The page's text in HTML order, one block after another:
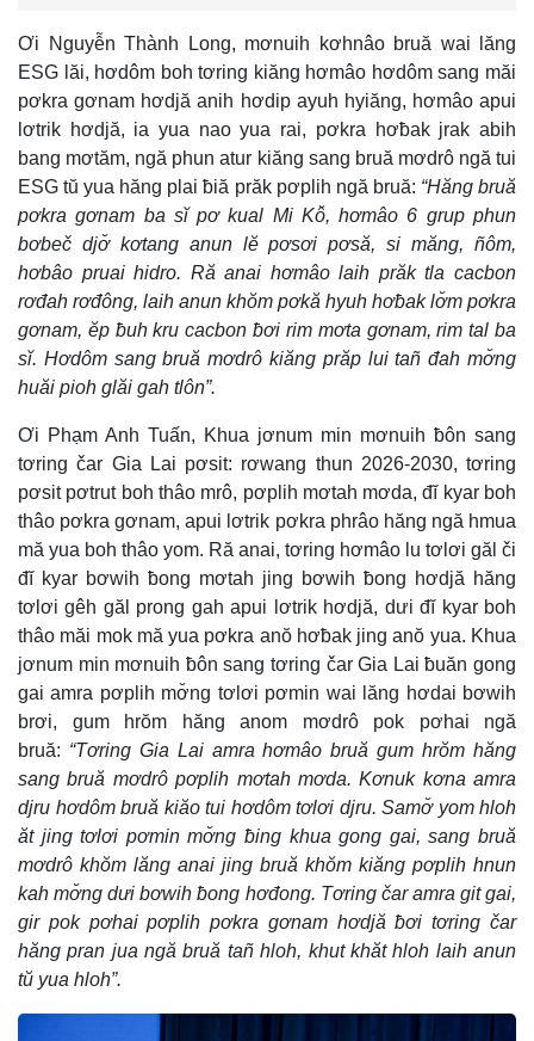
Ơi Nguyễn Thành Long, mơnuih kơhnâo bruă wai lăng
ESG lăi, hơdôm boh tơring kiăng hơmâo hơdôm sang măi
pơkra gơnam hơdjă anih hơdip ayuh hyiăng, hơmâo apui
lơtrik hơdjă, ia yua nao yua rai, pơkra hơƀak jrak abih
bang mơtăm, ngă phun atur kiăng sang bruă mơdrô ngă tui
ESG tŭ yua hăng plai ƀiă prăk pơplih ngă bruă: “Hăng bruă
pơkra gơnam ba sĭ pơ kual Mi Kô̆, hơmâo 6 grup phun
bơbeč djơ̆ kơtang anun lĕ pơsơi pơsă, si măng, ñôm,
hơbâo pruai hidro. Ră anai hơmâo laih prăk tla cacbon
rơđah rơđông, laih anun khŏm pơkă hyuh hơƀak lơ̆m pơkra
gơnam, ĕp ƀuh kru cacbon ƀơi rim mơta gơnam, rim tal ba
sĭ. Hơdôm sang bruă mơdrô kiăng prăp lui tañ đah mơ̆ng
huăi pioh glăi gah tlôn”.
Ơi Phạm Anh Tuấn, Khua jơnum min mơnuih ƀôn sang
tơring čar Gia Lai pơsit: rơwang thun 2026-2030, tơring
pơsit pơtrut boh thâo mrô, pơplih mơtah mơda, đĭ kyar boh
thâo pơkra gơnam, apui lơtrik pơkra phrâo hăng ngă hmua
mă yua boh thâo yom. Ră anai, tơring hơmâo lu tơlơi găl či
đĭ kyar bơwih ƀong mơtah jing bơwih ƀong hơdjă hăng
tơlơi gêh găl prong gah apui lơtrik hơdjă, dưi đĭ kyar boh
thâo măi mok mă yua pơkra anŏ hơƀak jing anŏ yua. Khua
jơnum min mơnuih ƀôn sang tơring čar Gia Lai ƀuăn gong
gai amra pơplih mơ̆ng tơlơi pơmin wai lăng hơdai bơwih
brơi, gum hrŏm hăng anom mơdrô pok pơhai ngă
bruă: “Tơring Gia Lai amra hơmâo bruă gum hrŏm hăng
sang bruă mơdrô pơplih mơtah mơda. Kơnuk kơna amra
djru hơdôm bruă kiăo tui hơdôm tơlơi djru. Samơ̆ yom hloh
ăt jing tơlơi pơmin mơ̆ng ƀing khua gong gai, sang bruă
mơdrô khŏm lăng anai jing bruă khŏm kiăng pơplih hnun
kah mơ̆ng dưi bơwih ƀong hơđong. Tơring čar amra git gai,
gir pok pơhai pơplih pơkra gơnam hơdjă ƀơi tơring čar
hăng pran jua ngă bruă tañ hloh, khut khăt hloh laih anun
tŭ yua hloh”.